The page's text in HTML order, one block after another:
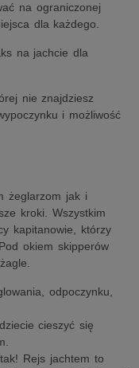
na ograniczonej
dla każdego.
na jachcie dla
nie znajdziesz
i możliwość
żeglarzom jak i
kroki. Wszystkim
kapitanowie, którzy
okiem skipperów
odpoczynku,
cieszyć się
Rejs jachtem to